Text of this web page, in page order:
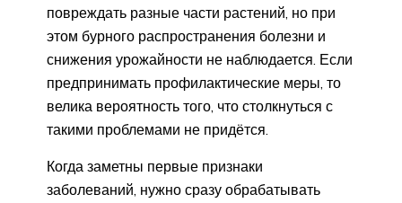
повреждать разные части растений, но при
этом бурного распространения болезни и
снижения урожайности не наблюдается. Если
предпринимать профилактические меры, то
велика вероятность того, что столкнуться с
такими проблемами не придётся.
Когда заметны первые признаки
заболеваний, нужно сразу обрабатывать